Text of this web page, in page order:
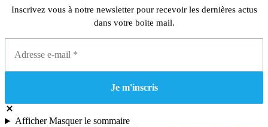
Inscrivez vous à notre newsletter pour recevoir les dernières actus
dans votre boite mail.
AfficherMasquerle sommaire